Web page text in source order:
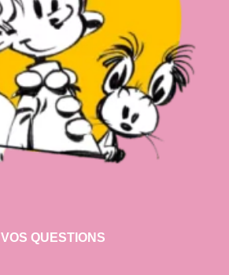
VOS QUESTIONS